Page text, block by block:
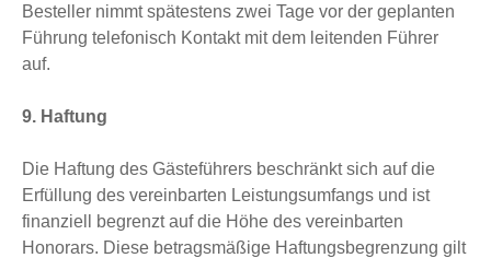
Besteller nimmt spätestens zwei Tage vor der geplanten
Führung telefonisch Kontakt mit dem leitenden Führer
auf.
9. Haftung
Die Haftung des Gästeführers beschränkt sich auf die
Erfüllung des vereinbarten Leistungsumfangs und ist
finanziell begrenzt auf die Höhe des vereinbarten
Honorars. Diese betragsmäßige Haftungsbegrenzung gilt